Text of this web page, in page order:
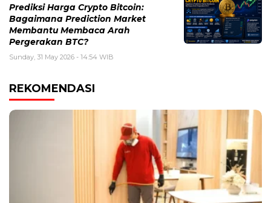
Prediksi Harga Crypto Bitcoin:
Bagaimana Prediction Market
Membantu Membaca Arah
Pergerakan BTC?
Sunday, 31 May 2026 - 14:54 WIB
REKOMENDASI